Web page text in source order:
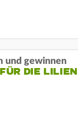
und gewinnen
DIE LILIEN